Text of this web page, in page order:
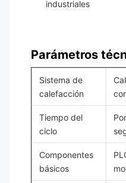
industriales
Parámetros
Sistema de
calefacción
Tiempo del
ciclo
Componentes
básicos